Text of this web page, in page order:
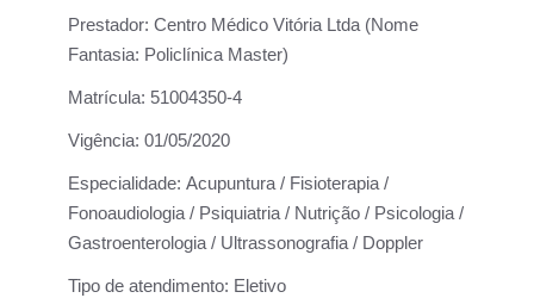
Prestador: Centro Médico Vitória Ltda (Nome
Fantasia: Policlínica Master)
Matrícula: 51004350-4
Vigência: 01/05/2020
Especialidade: Acupuntura / Fisioterapia /
Fonoaudiologia / Psiquiatria / Nutrição / Psicologia /
Gastroenterologia / Ultrassonografia / Doppler
Tipo de atendimento: Eletivo